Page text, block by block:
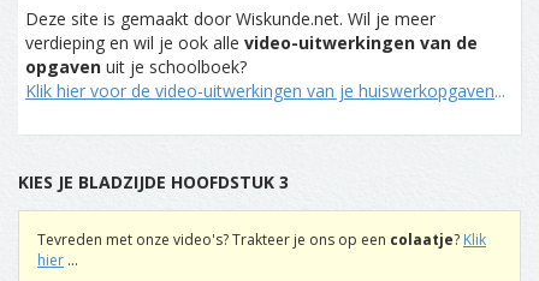
Deze site is gemaakt door Wiskunde.net. Wil je meer
verdieping en wil je ook alle video-uitwerkingen van de
opgaven uit je schoolboek?
Klik hier voor de video-uitwerkingen van je huiswerkopgaven...
KIES JE BLADZIJDE HOOFDSTUK 3
Tevreden met onze video's? Trakteer je ons op een colaatje? Klik
hier ...